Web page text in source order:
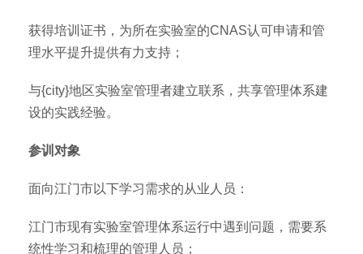
获得培训证书，为所在实验室的CNAS认可申请和管
理水平提升提供有力支持；
与{city}地区实验室管理者建立联系，共享管理体系建
设的实践经验。
参训对象
面向江门市以下学习需求的从业人员：
江门市现有实验室管理体系运行中遇到问题，需要系
统性学习和梳理的管理人员；